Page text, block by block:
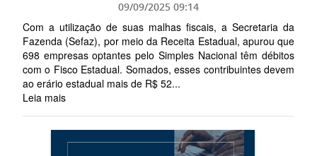
09/09/2025 09:14
Com a utilização de suas malhas fiscais, a Secretaria da
Fazenda (Sefaz), por meio da Receita Estadual, apurou que
698 empresas optantes pelo Simples Nacional têm débitos
com o Fisco Estadual. Somados, esses contribuintes devem
ao erário estadual mais de R$ 52...
Leia mais